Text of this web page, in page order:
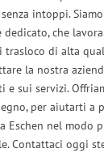
intoppi.
che
trasloco di alta
la nostra
e sui servizi.
per aiutarti a
Eschen nel modo
Contattaci oggi